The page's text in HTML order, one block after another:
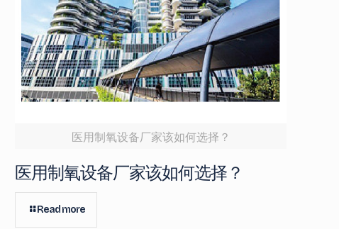
医用制氧设备厂家该如何选择？
医用制氧设备厂家该如何选择？
Read more